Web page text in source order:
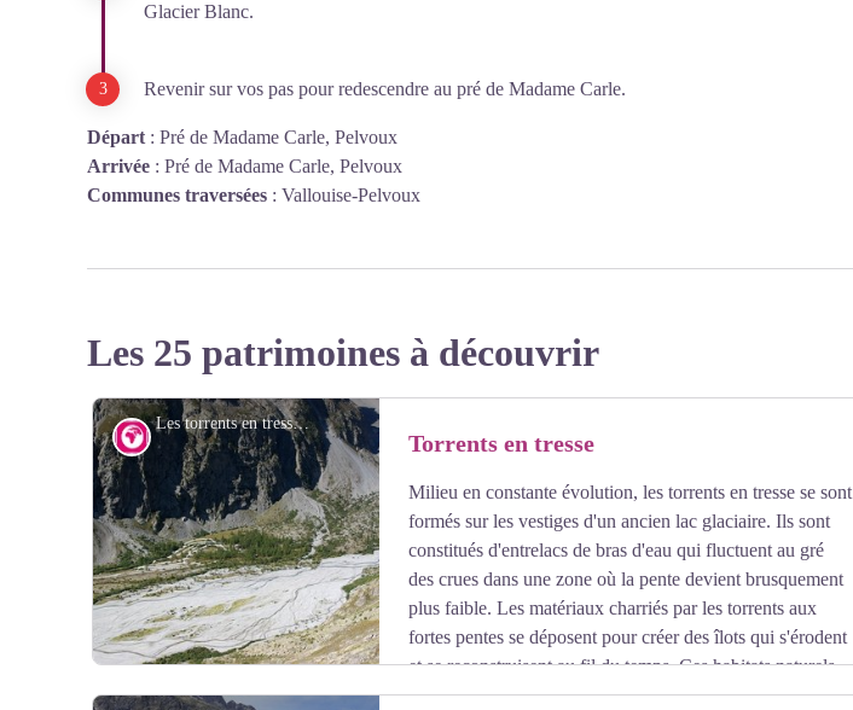
Glacier Blanc.
Revenir sur vos pas pour redescendre au pré de Madame Carle.
Départ : Pré de Madame Carle, Pelvoux
Arrivée : Pré de Madame Carle, Pelvoux
Communes traversées : Vallouise-Pelvoux
Les 25 patrimoines à découvrir
Les torrents en tresse du pré de Madame Carle - PNE - Maillet Thierry
Géologie et géographie Torrents en tresse
Milieu en constante évolution, les torrents en tresse se sont
formés sur les vestiges d'un ancien lac glaciaire. Ils sont
constitués d'entrelacs de bras d'eau qui fluctuent au gré
des crues dans une zone où la pente devient brusquement
plus faible. Les matériaux charriés par les torrents aux
fortes pentes se déposent pour créer des îlots qui s'érodent
et se reconstruisent au fil du temps. Ces habitats naturels
rares et fragiles abritent une flore particulière. Les torrents en tresse donnent un caractère